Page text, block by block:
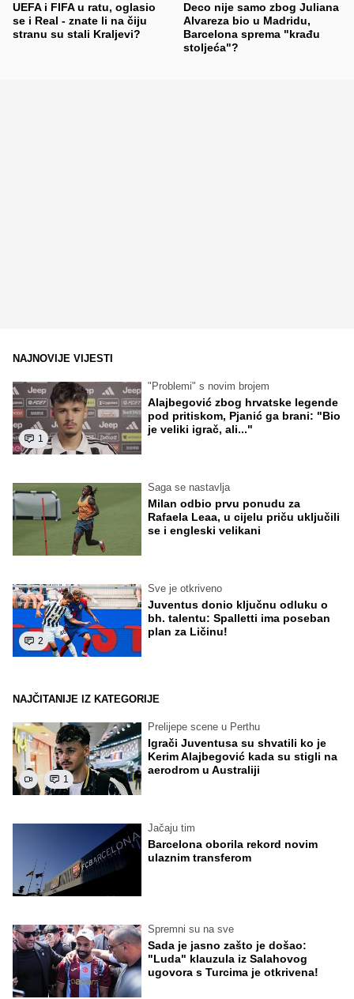
UEFA i FIFA u ratu, oglasio
se i Real - znate li na čiju
stranu su stali Kraljevi?
Deco nije samo zbog Juliana
Alvareza bio u Madridu,
Barcelona sprema "krađu
stoljeća"?
NAJNOVIJE VIJESTI
1
"Problemi" s novim brojem
Alajbegović zbog hrvatske legende
pod pritiskom, Pjanić ga brani: "Bio
je veliki igrač, ali..."
Saga se nastavlja
Milan odbio prvu ponudu za
Rafaela Leaa, u cijelu priču uključili
se i engleski velikani
2
Sve je otkriveno
Juventus donio ključnu odluku o
bh. talentu: Spalletti ima poseban
plan za Ličinu!
NAJČITANIJE IZ KATEGORIJE
1
Prelijepe scene u Perthu
Igrači Juventusa su shvatili ko je
Kerim Alajbegović kada su stigli na
aerodrom u Australiji
Jačaju tim
Barcelona oborila rekord novim
ulaznim transferom
Spremni su na sve
Sada je jasno zašto je došao:
"Luda" klauzula iz Salahovog
ugovora s Turcima je otkrivena!